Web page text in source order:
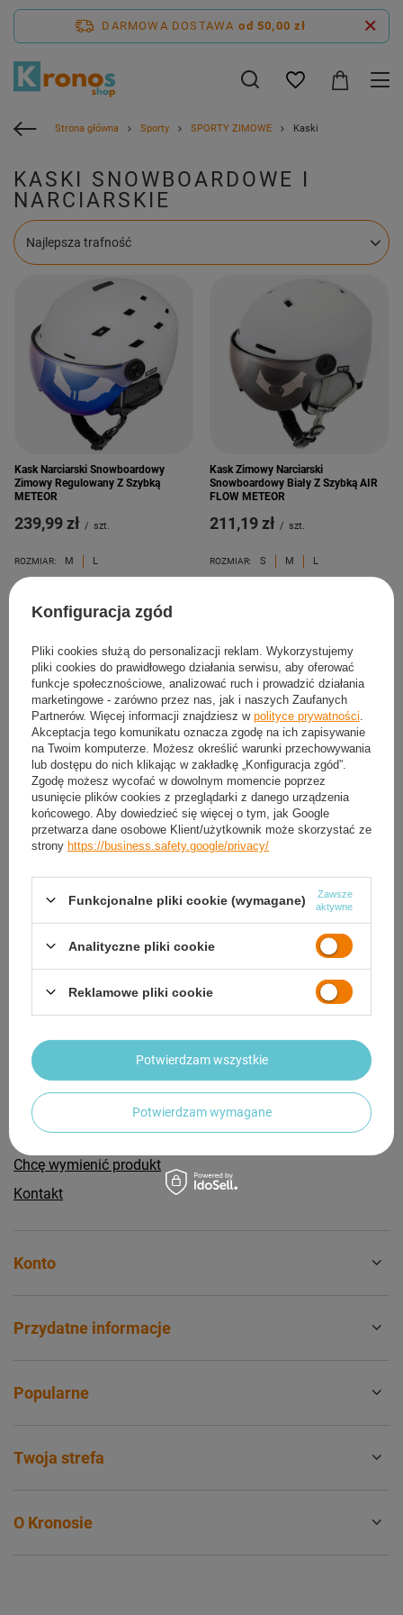
DARMOWA DOSTAWA od 50,00 zł
Strona główna Sporty SPORTY ZIMOWE Kaski
KASKI SNOWBOARDOWE I
NARCIARSKIE
Zmień sortowanie
Najlepsza trafność
Kask Narciarski Snowboardowy
Zimowy Regulowany Z Szybką
METEOR
239,99 zł / szt.
ROZMIAR: M L
Kask Zimowy Narciarski
Snowboardowy Biały Z Szybką AIR
FLOW METEOR
211,19 zł / szt.
ROZMIAR: S M L
Kask Narciarski Z Szybą
Snowboardowy Z Regulacją METEOR
259,19 zł / szt.
Kask Narciarski Z Szybą
Snowboardowy Regulowany
METEOR
259,19 zł
ROZMIAR: S M L XL
Status zamówienia
Śledzenie przesyłki
Chcę odstąpić od umowy
Chcę wymienić produkt
Kontakt
Konto
Przydatne informacje
Popularne
Twoja strefa
O Kronosie
Konfiguracja zgód
Pliki cookies służą do personalizacji reklam. Wykorzystujemy
pliki cookies do prawidłowego działania serwisu, aby oferować
funkcje społecznościowe, analizować ruch i prowadzić działania
marketingowe - zarówno przez nas, jak i naszych Zaufanych
Partnerów. Więcej informacji znajdziesz w polityce prywatności
Akceptacja tego komunikatu oznacza zgodę na ich zapisywanie
na Twoim komputerze. Możesz określić warunki przechowywania
lub dostępu do nich klikając w zakładkę „Konfiguracja zgód”.
Zgodę możesz wycofać w dowolnym momencie poprzez
usunięcie plików cookies z przeglądarki z danego urządzenia
końcowego. Aby dowiedzieć się więcej o tym, jak Google
przetwarza dane osobowe Klient/użytkownik może skorzystać ze
strony https://business.safety.google/privacy/
Funkcjonalne pliki cookie (wymagane)
Zawsze
aktywne
Analityczne pliki cookie
Reklamowe pliki cookie
Potwierdzam wymagane
Potwierdzam wszystkie